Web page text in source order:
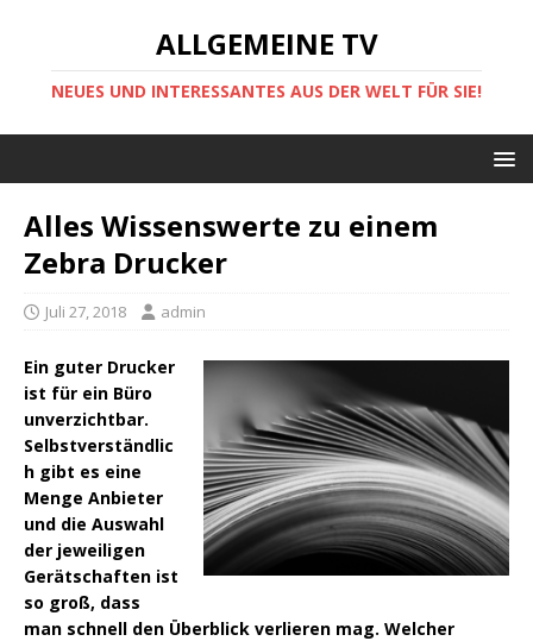
ALLGEMEINE TV
NEUES UND INTERESSANTES AUS DER WELT FÜR SIE!
Alles Wissenswerte zu einem
Zebra Drucker
Juli 27, 2018 admin
Ein guter Drucker
ist für ein Büro
unverzichtbar.
Selbstverständlic
h gibt es eine
Menge Anbieter
und die Auswahl
der jeweiligen
Gerätschaften ist
so groß, dass
man schnell den Überblick verlieren mag. Welcher